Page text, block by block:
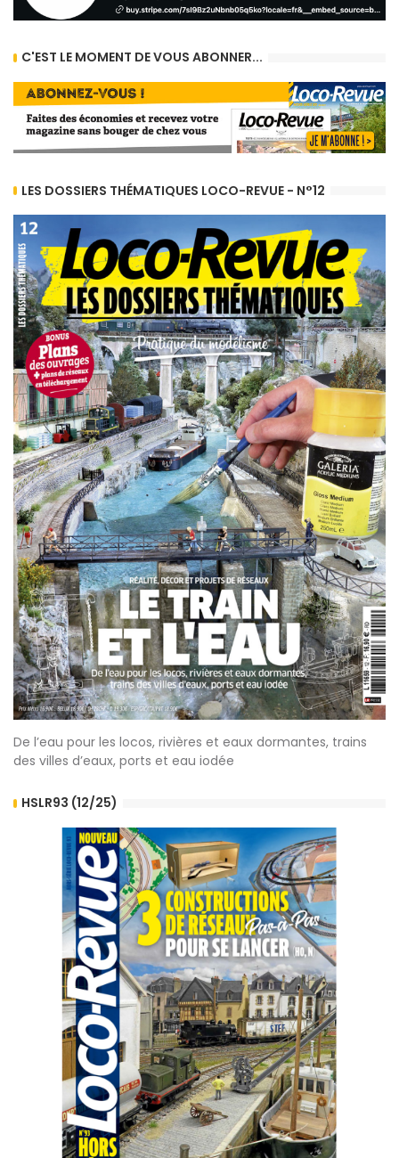
C'EST LE MOMENT DE VOUS ABONNER...
LES DOSSIERS THÉMATIQUES LOCO-REVUE - N°12
De l’eau pour les locos, rivières et eaux dormantes, trains
des villes d’eaux, ports et eau iodée
HSLR93 (12/25)